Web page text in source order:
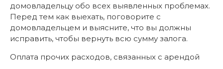
домовладельцу обо всех выявленных проблемах.
Перед тем как выехать, поговорите с
домовладельцем и выясните, что вы должны
исправить, чтобы вернуть всю сумму залога.
Оплата прочих расходов, связанных с арендой